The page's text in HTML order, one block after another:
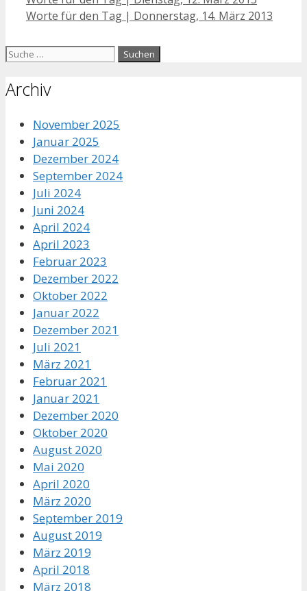
Navigation
Worte für den Tag | Donnerstag, 14. März 2013
Suche
Archiv
November 2025
Januar 2025
Dezember 2024
September 2024
Juli 2024
Juni 2024
April 2024
April 2023
Februar 2023
Dezember 2022
Oktober 2022
Januar 2022
Dezember 2021
Juli 2021
März 2021
Februar 2021
Januar 2021
Dezember 2020
Oktober 2020
August 2020
Mai 2020
April 2020
März 2020
September 2019
August 2019
März 2019
April 2018
März 2018